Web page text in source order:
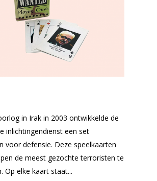
in Irak in 2003 ontwikkelde de
inlichtingendienst een set
voor defensie. Deze speelkaarten
de meest gezochte terroristen te
Op elke kaart staat...